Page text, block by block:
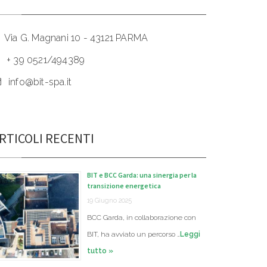
Via G. Magnani 10 - 43121 PARMA
+ 39 0521/494389
info@bit-spa.it
RECENTI
BIT e BCC Garda: una sinergia per la
transizione energetica
19 Giugno 2025
BCC Garda, in collaborazione con
BIT, ha avviato un percorso …Leggi
tutto »